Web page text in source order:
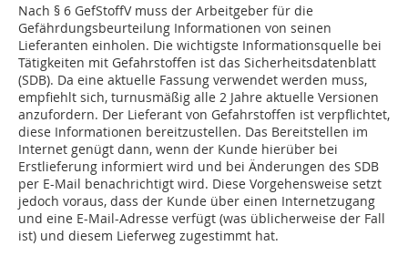
Nach § 6 GefStoffV muss der Arbeitgeber für die
Gefährdungsbeurteilung Informationen von seinen
Lieferanten einholen. Die wichtigste Informationsquelle bei
Tätigkeiten mit Gefahrstoffen ist das Sicherheitsdatenblatt
(SDB). Da eine aktuelle Fassung verwendet werden muss,
empfiehlt sich, turnusmäßig alle 2 Jahre aktuelle Versionen
anzufordern. Der Lieferant von Gefahrstoffen ist verpflichtet,
diese Informationen bereitzustellen. Das Bereitstellen im
Internet genügt dann, wenn der Kunde hierüber bei
Erstlieferung informiert wird und bei Änderungen des SDB
per E-Mail benachrichtigt wird. Diese Vorgehensweise setzt
jedoch voraus, dass der Kunde über einen Internetzugang
und eine E-Mail-Adresse verfügt (was üblicherweise der Fall
ist) und diesem Lieferweg zugestimmt hat.